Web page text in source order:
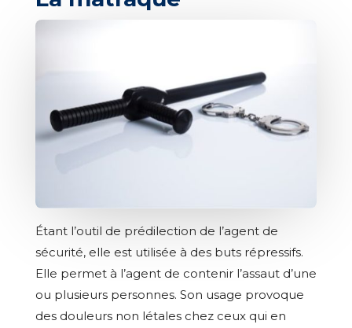
Étant l’outil de prédilection de l’agent de
sécurité, elle est utilisée à des buts répressifs.
Elle permet à l’agent de contenir l’assaut d’une
ou plusieurs personnes. Son usage provoque
des douleurs non létales chez ceux qui en